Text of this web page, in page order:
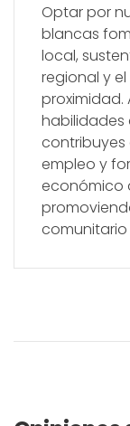
Optar por
blancas
local,
regional y
proximidad.
habilidades
contribuyes
empleo y
económico
comunitario